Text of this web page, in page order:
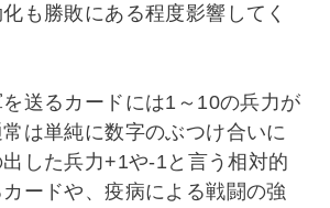
も勝敗にある程度影響してく
送るカードには1～10の兵力が
は単純に数字のぶつけ合いに
した兵力+1や-1と言う相対的
ードや、疫病による戦闘の強